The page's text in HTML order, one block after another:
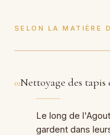
SELON LA MATIÈRE
01Nettoyage des tapis
Le long de
gardent dans